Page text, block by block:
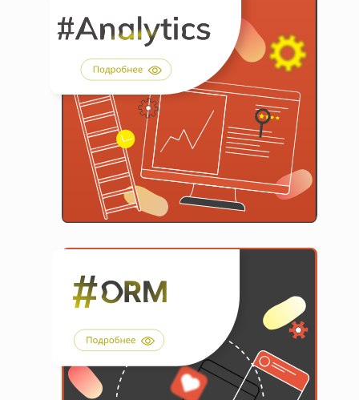
написание сценария для посева в
СМИ
Создание собственных
подконтрольных рейтингов и
сайтов отзывов
статей для компаний
Разработка триггерных
стратегий
#ANALYTICS
Тестирование идей
на жизнеспособность
Разработка гипотез
увеличения Ltv